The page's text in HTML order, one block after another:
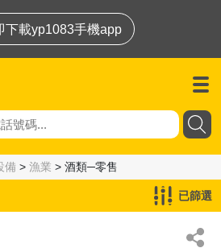
下載yp1083手機app
備 > 漁業 > 酒類─零售
已篩選